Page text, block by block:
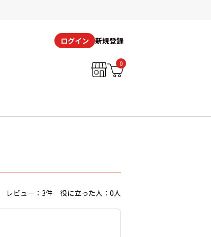
ログイン 新規登録
0
レビュ―：3件 役に立った人：0人